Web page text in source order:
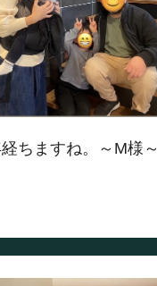
ちますね。～M様～